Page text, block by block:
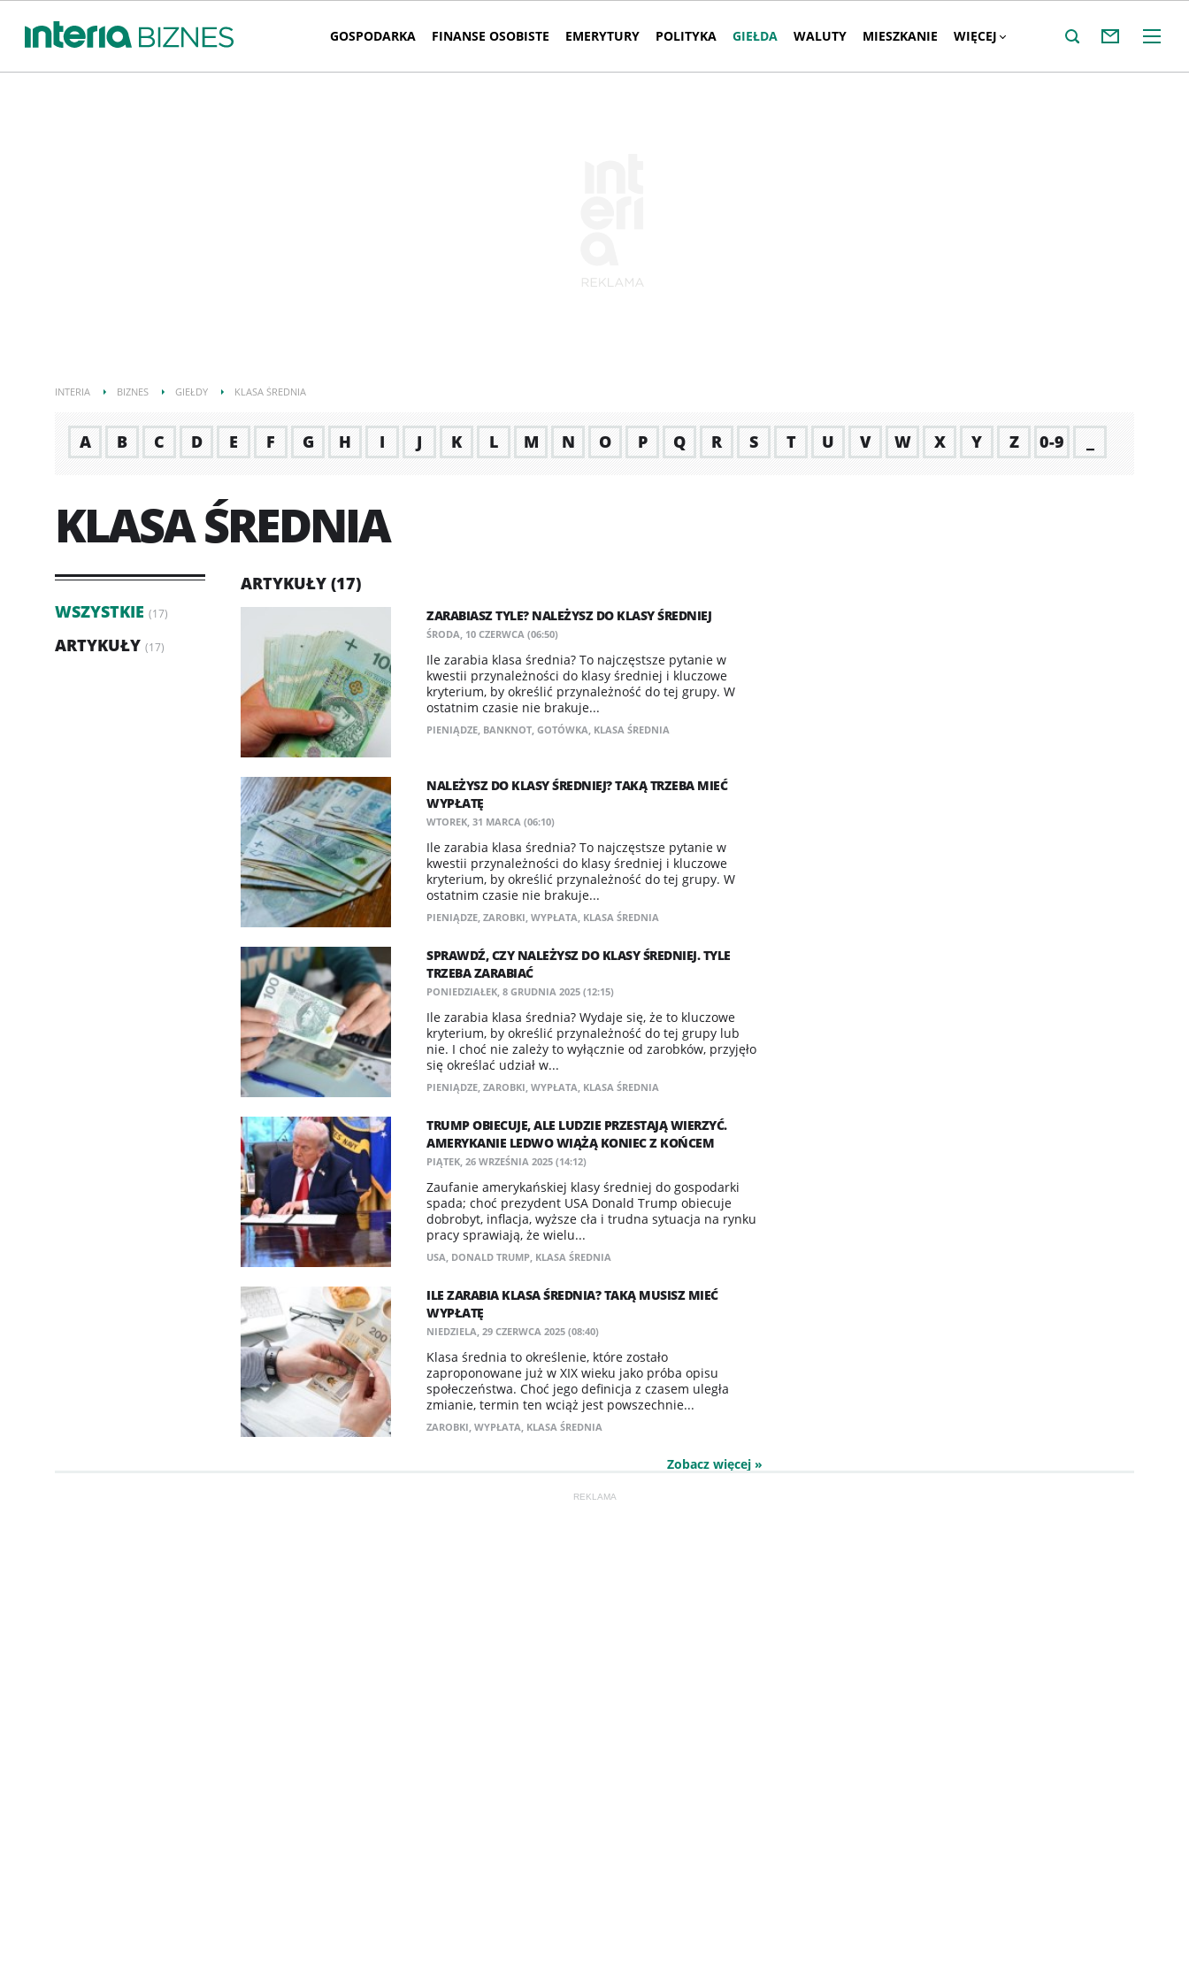
GOSPODARKA FINANSE OSOBISTE EMERYTURY POLITYKA GIEŁDA WALUTY MIESZKANIE WIĘCEJ
INTERIA BIZNES GIEŁDY KLASA ŚREDNIA
A B C D E F G H I J K L M N O P Q R S T U V W X Y Z 0-9
KLASA ŚREDNIA
WSZYSTKIE (17)
ARTYKUŁY (17)
ARTYKUŁY (17)
ZARABIASZ TYLE? NALEŻYSZ DO KLASY ŚREDNIEJ
ŚRODA, 10 CZERWCA (06:50)
Ile zarabia klasa średnia? To najczęstsze pytanie w
kwestii przynależności do klasy średniej i kluczowe
kryterium, by określić przynależność do tej grupy. W
ostatnim czasie nie brakuje...
PIENIĄDZE, BANKNOT, GOTÓWKA, KLASA ŚREDNIA
NALEŻYSZ DO KLASY ŚREDNIEJ? TAKĄ TRZEBA MIEĆ
WYPŁATĘ
WTOREK, 31 MARCA (06:10)
Ile zarabia klasa średnia? To najczęstsze pytanie w
kwestii przynależności do klasy średniej i kluczowe
kryterium, by określić przynależność do tej grupy. W
ostatnim czasie nie brakuje...
PIENIĄDZE, ZAROBKI, WYPŁATA, KLASA ŚREDNIA
SPRAWDŹ, CZY NALEŻYSZ DO KLASY ŚREDNIEJ. TYLE
TRZEBA ZARABIAĆ
PONIEDZIAŁEK, 8 GRUDNIA 2025 (12:15)
Ile zarabia klasa średnia? Wydaje się, że to kluczowe
kryterium, by określić przynależność do tej grupy lub
nie. I choć nie zależy to wyłącznie od zarobków, przyjęło
się określać udział w...
PIENIĄDZE, ZAROBKI, WYPŁATA, KLASA ŚREDNIA
TRUMP OBIECUJE, ALE LUDZIE PRZESTAJĄ WIERZYĆ.
AMERYKANIE LEDWO WIĄŻĄ KONIEC Z KOŃCEM
PIĄTEK, 26 WRZEŚNIA 2025 (14:12)
Zaufanie amerykańskiej klasy średniej do gospodarki
spada; choć prezydent USA Donald Trump obiecuje
dobrobyt, inflacja, wyższe cła i trudna sytuacja na rynku
pracy sprawiają, że wielu...
USA, DONALD TRUMP, KLASA ŚREDNIA
ILE ZARABIA KLASA ŚREDNIA? TAKĄ MUSISZ MIEĆ
WYPŁATĘ
NIEDZIELA, 29 CZERWCA 2025 (08:40)
Klasa średnia to określenie, które zostało
zaproponowane już w XIX wieku jako próba opisu
społeczeństwa. Choć jego definicja z czasem uległa
zmianie, termin ten wciąż jest powszechnie...
ZAROBKI, WYPŁATA, KLASA ŚREDNIA
Zobacz więcej »
REKLAMA